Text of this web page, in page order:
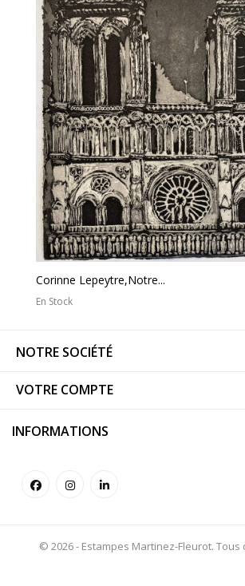
Corinne Lepeytre,Notre...
En Stock
NOTRE SOCIÉTÉ
VOTRE COMPTE
INFORMATIONS
© 2026 - Estampes Martinez-Fleurot.